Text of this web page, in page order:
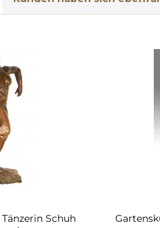
Schuh